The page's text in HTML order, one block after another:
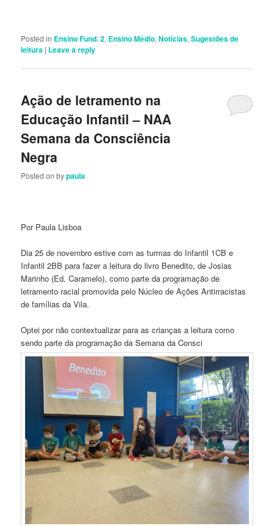
Posted in Ensino Fund. 2, Ensino Médio,Notícias,Sugestões de
leitura | Leave a reply
Ação de letramento na
Educação Infantil – NAA
Semana da Consciência
Negra
Posted onbypaula
Por Paula Lisboa
Dia 25 de novembro estive com as turmas do Infantil 1CB e
Infantil 2BB para fazer a leitura do livro Benedito, de Josias
Marinho (Ed. Caramelo), como parte da programação de
letramento racial promovida pelo Núcleo de Ações Antirracistas
de famílias da Vila.
Optei por não contextualizar para as crianças a leitura como
sendo parte da programação da Semana da Consci